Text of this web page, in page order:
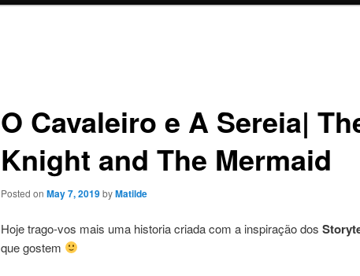
O Cavaleiro e A Sereia|
Knight and The Mermaid
Posted on May 7, 2019byMatilde
Hoje trago-vos mais uma historia criada com a inspiração dos
que gostem